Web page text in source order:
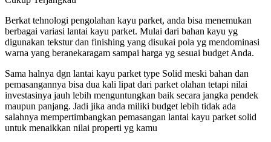
Berkat tehnologi pengolahan kayu parket, anda bisa menemukan
berbagai variasi lantai kayu parket. Mulai dari bahan kayu yg
digunakan tekstur dan finishing yang disukai pola yg mendominasi
warna yang beranekaragam sampai harga yg sesuai budget Anda.
Sama halnya dgn lantai kayu parket type Solid meski bahan dan
pemasangannya bisa dua kali lipat dari parket olahan tetapi nilai
investasinya jauh lebih menguntungkan baik secara jangka pendek
maupun panjang. Jadi jika anda miliki budget lebih tidak ada
salahnya mempertimbangkan pemasangan lantai kayu parket solid
untuk menaikkan nilai properti yg kamu